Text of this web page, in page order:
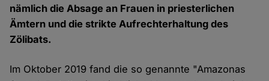
nämlich die Absage an Frauen in priesterlichen
Ämtern und die strikte Aufrechterhaltung des
Zölibats.
Im Oktober 2019 fand die so genannte "Amazonas